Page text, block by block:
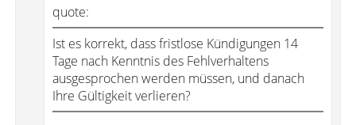
quote:
Ist es korrekt, dass fristlose Kündigungen 14
Tage nach Kenntnis des Fehlverhaltens
ausgesprochen werden müssen, und danach
Ihre Gültigkeit verlieren?